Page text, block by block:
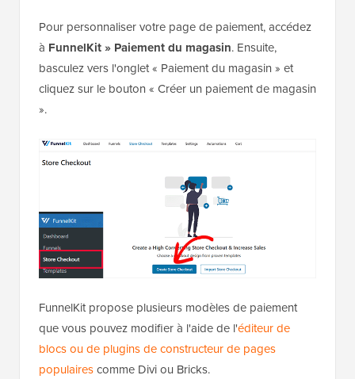
Pour personnaliser votre page de paiement, accédez
à FunnelKit » Paiement du magasin. Ensuite,
basculez vers l'onglet « Paiement du magasin » et
cliquez sur le bouton « Créer un paiement de magasin
».
FunnelKit propose plusieurs modèles de paiement
que vous pouvez modifier à l'aide de l'éditeur de
blocs ou de plugins de constructeur de pages
populairescomme Divi ou Bricks.